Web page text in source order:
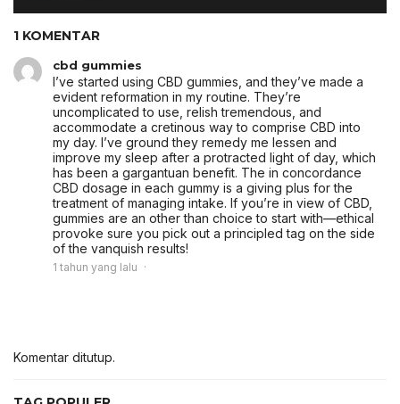
1 KOMENTAR
cbd gummies
I’ve started using CBD gummies, and they’ve made a
evident reformation in my routine. They’re
uncomplicated to use, relish tremendous, and
accommodate a cretinous way to comprise CBD into
my day. I’ve ground they remedy me lessen and
improve my sleep after a protracted light of day, which
has been a gargantuan benefit. The in concordance
CBD dosage in each gummy is a giving plus for the
treatment of managing intake. If you’re in view of CBD,
gummies are an other than choice to start with—ethical
provoke sure you pick out a principled tag on the side
of the vanquish results!
1 tahun yang lalu
Komentar ditutup.